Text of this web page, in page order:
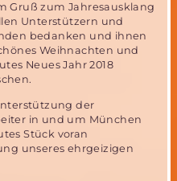
Gruß zum Jahresausklang
Unterstützern und
bedanken und ihnen
Weihnachten und
Neues Jahr 2018
der
in und um München
Stück voran
unseres ehrgeizigen